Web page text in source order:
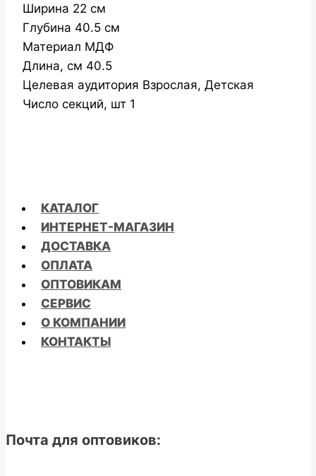
Ширина 22 см
Глубина 40.5 см
Материал МДФ
Длина, см 40.5
Целевая аудитория Взрослая, Детская
Число секций, шт 1
КАТАЛОГ
ИНТЕРНЕТ-МАГАЗИН
ДОСТАВКА
ОПЛАТА
ОПТОВИКАМ
СЕРВИС
О КОМПАНИИ
КОНТАКТЫ
Почта для оптовиков: